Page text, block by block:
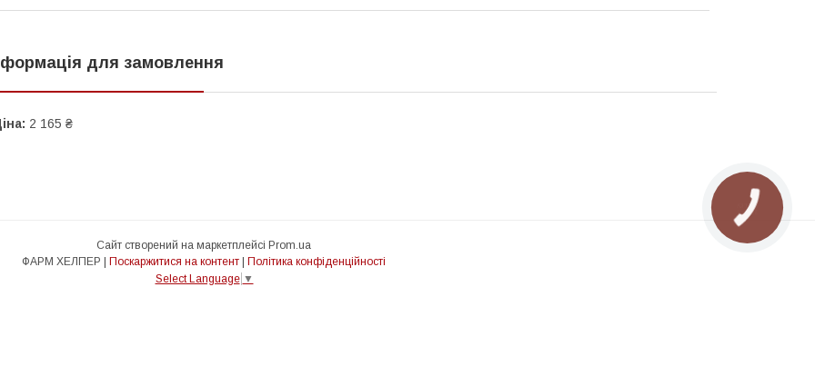
для замовлення
2 165 ₴
Сайт створений на маркетплейсі Prom.ua
ФАРМ ХЕЛПЕР | Поскаржитися на контент | Політика конфіденційності
Select Language ▼
КНОПКА
ЗВ'ЯЗКУ